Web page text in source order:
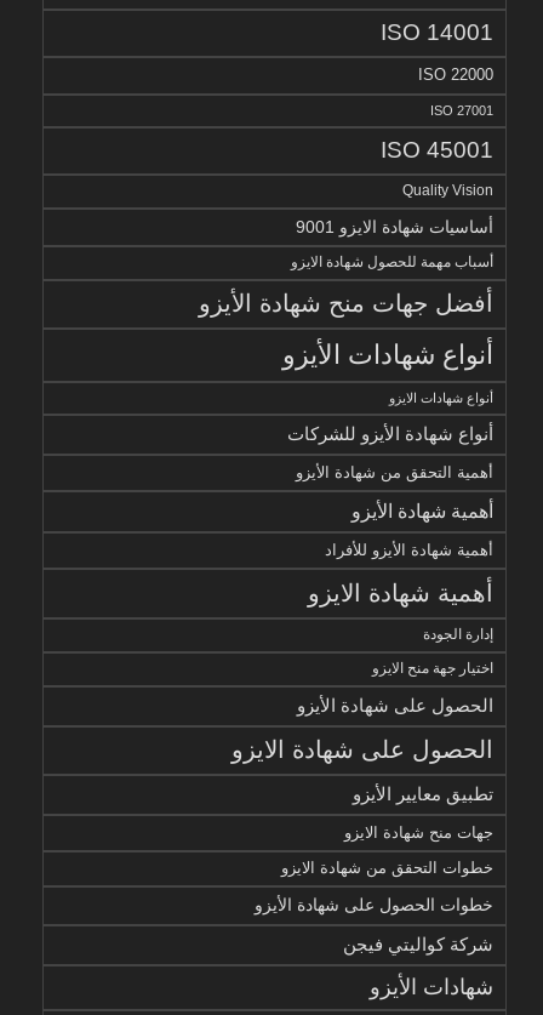
ISO 14001
ISO 22000
ISO 27001
ISO 45001
Quality Vision
أساسيات شهادة الايزو 9001
أسباب مهمة للحصول شهادة الايزو
أفضل جهات منح شهادة الأيزو
أنواع شهادات الأيزو
أنواع شهادات الايزو
أنواع شهادة الأيزو للشركات
أهمية التحقق من شهادة الأيزو
أهمية شهادة الأيزو
أهمية شهادة الأيزو للأفراد
أهمية شهادة الايزو
إدارة الجودة
اختيار جهة منح الايزو
الحصول على شهادة الأيزو
الحصول على شهادة الايزو
تطبيق معايير الأيزو
جهات منح شهادة الايزو
خطوات التحقق من شهادة الايزو
خطوات الحصول على شهادة الأيزو
شركة كواليتي فيجن
شهادات الأيزو